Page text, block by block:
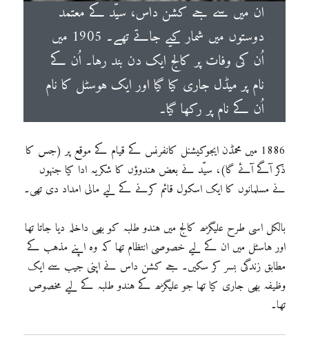
ان میں سے جے کشن داس، سیّد کے معتمد
دوستوں میں شمار کیے جاتے تھے۔ 1905 میں
اُن کی وفات پر کالج ایک دن بند رہا۔ اُن کے
نام پر میڈل جاری کیا گیا اور ایک ہوسٹل کا نام
اُن کے نام پر رکھا گیا۔
1886 میں محمڈن ایجوکیشنل کانفرنس کے قیام کے موقع پر (جس کا
ذکر آگے آئے گا)، سیّد نے بعض ہندوؤں کا شکریہ ادا کیا جنہوں
نے مسلمانوں کا ایک اسکول قائم کرنے کے لیے مالی امداد دی تھی۔
بالکل اسی طرح علیگڑھ کالج میں ہندو طلبہ کو بھی داخلہ دیا جاتا تھا
اور ہاسٹل میں ان کے لیے خصوصی انتظام تھا کہ وہ اپنے مذہب کے
مطابق زندگی بسر کر سکیں۔ جے کشن داس نے اپنی جیب سے ایک
وظیفہ بھی جاری کیا تھا جو علیگڑھ کے ہندو طلبہ کے لیے مخصوص
تھا۔